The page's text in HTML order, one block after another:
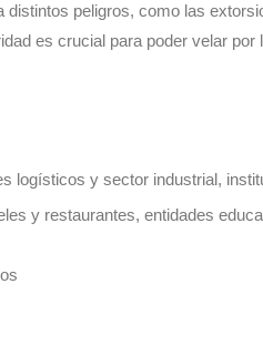
distintos peligros, como las
es crucial para poder velar por
logísticos y sector industrial,
y restaurantes, entidades